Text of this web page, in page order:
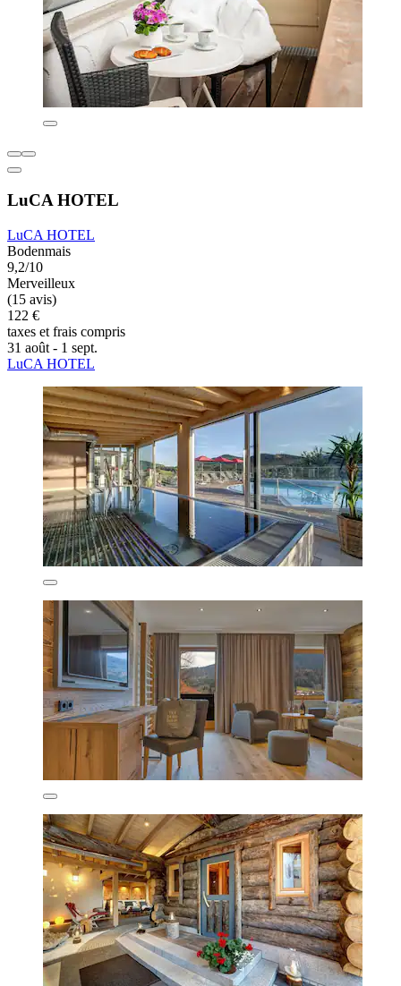
LuCA HOTEL
LuCA HOTEL
Bodenmais
9,2/10
Merveilleux
(15 avis)
122 €
taxes et frais compris
31 août - 1 sept.
LuCA HOTEL